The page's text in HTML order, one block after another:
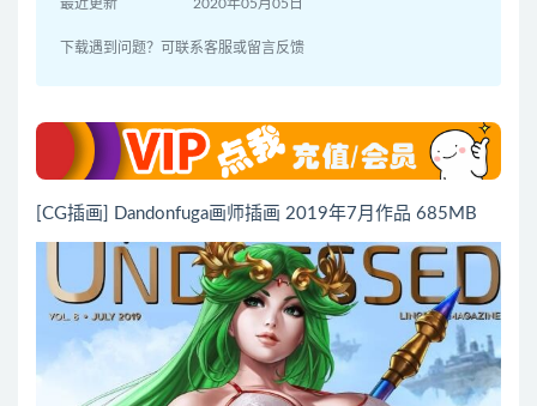
最近更新 2020年05月05日
下载遇到问题？可联系客服或留言反馈
[CG插画] Dandonfuga画师插画 2019年7月作品 685MB